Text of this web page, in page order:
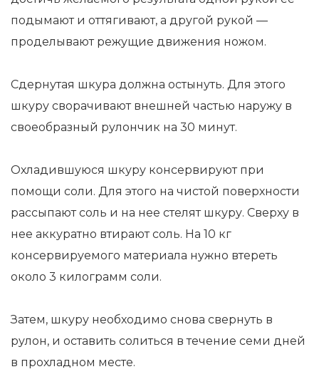
подымают и оттягивают, а другой рукой —
проделывают режущие движения ножом.
Сдернутая шкура должна остынуть. Для этого
шкуру сворачивают внешней частью наружу в
своеобразный рулончик на 30 минут.
Охладившуюся шкуру консервируют при
помощи соли. Для этого на чистой поверхности
рассыпают соль и на нее стелят шкуру. Сверху в
нее аккуратно втирают соль. На 10 кг
консервируемого материала нужно втереть
около 3 килограмм соли.
Затем, шкуру необходимо снова свернуть в
рулон, и оставить солиться в течение семи дней
в прохладном месте.